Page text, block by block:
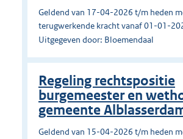
Geldend van 17-04-2026 t/m heden
terugwerkende kracht vanaf 01-01-
Uitgegeven door: Bloemendaal
Regeling rechtspositie
burgemeester en
gemeente
Geldend van 15-04-2026 t/m heden